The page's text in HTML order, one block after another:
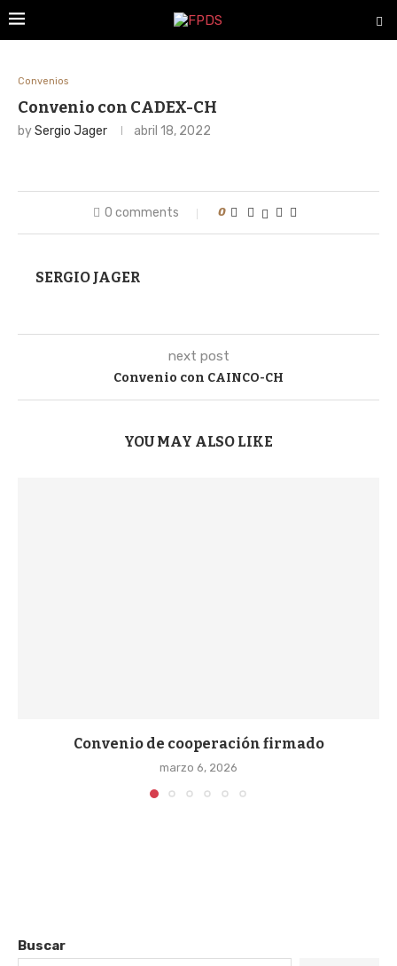
Convenios
Convenio con CADEX-CH
bySergio Jager abril 18, 2022
0 comments 0
SERGIO JAGER
next post
Convenio con CAINCO-CH
YOU MAY ALSO LIKE
Convenio de cooperación firmado
marzo 6, 2026
Buscar